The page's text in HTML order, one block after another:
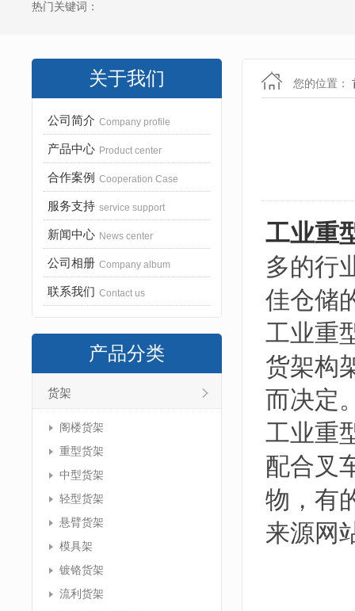
热门关键词：
关于我们
公司简介 Company profile
产品中心 Product center
合作案例 Cooperation Case
服务支持 service support
新闻中心 News center
公司相册 Company album
联系我们 Contact us
产品分类
货架
阁楼货架
重型货架
中型货架
轻型货架
悬臂货架
模具架
镀铬货架
流利货架
您的位置：
工业重
多的行
佳仓储
工业重
货架构
而决定
工业重
配合叉
物，有
来源网